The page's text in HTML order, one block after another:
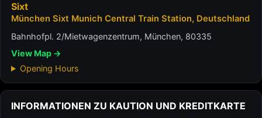
Sixt
München Sixt Munich Central Train Station, Deutschland
Bahnhofpl. 2/Mietwagenzentrum, München, 80335
View Map →
Opening Hours
INFORMATIONEN ZU KAUTION UND KREDITKARTE